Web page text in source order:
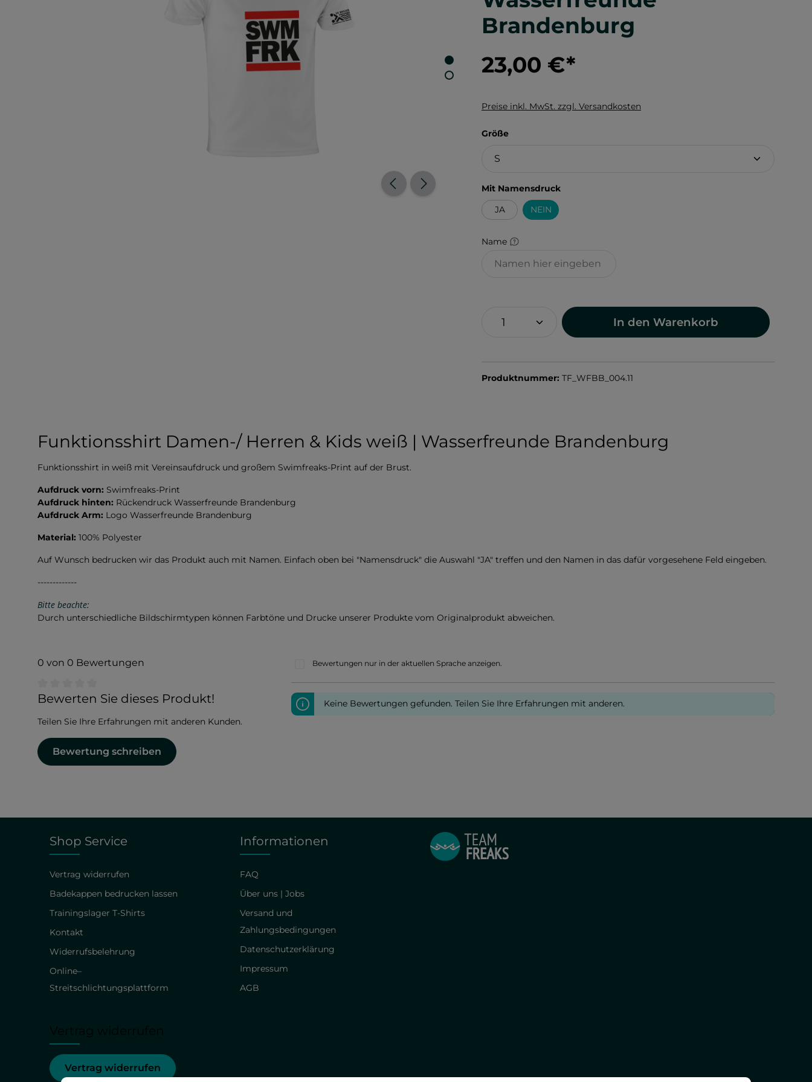
Brandenburg
23,00 €*
Preise inkl. MwSt. zzgl. Versandkosten
Größeauswählen
Mit Namensdruckauswählen
JA
NEIN
Name
In den Warenkorb
Produktnummer: TF_WFBB_004.11
Funktionsshirt Damen-/ Herren & Kids weiß | Wasserfreunde Brandenburg
Funktionsshirt in weiß mit Vereinsaufdruck und großem Swimfreaks-Print auf der Brust.
Aufdruck vorn: Swimfreaks-Print
Aufdruck hinten: Rückendruck Wasserfreunde Brandenburg
Aufdruck Arm: Logo Wasserfreunde Brandenburg
Material: 100% Polyester
Auf Wunsch bedrucken wir das Produkt auch mit Namen. Einfach oben bei "Namensdruck" die Auswahl "JA" treffen und den Namen in das dafür vorgesehene Feld eingeben.
-------------
Bitte beachte:
Durch unterschiedliche Bildschirmtypen können Farbtöne und Drucke unserer Produkte vom Originalprodukt abweichen.
0 von 0 Bewertungen
Durchschnittliche Bewertung von 0 von 5 Sternen
Bewerten Sie dieses Produkt!
Teilen Sie Ihre Erfahrungen mit anderen Kunden.
Bewertung schreiben
Bewertungen nur in der aktuellen Sprache anzeigen.
Keine Bewertungen gefunden. Teilen Sie Ihre Erfahrungen mit anderen.
Vertrag widerrufen
Shop Service
Vertrag widerrufen
Badekappen bedrucken lassen
Trainingslager T-Shirts
Kontakt
Widerrufsbelehrung
Online–
Streitschlichtungsplattform
Informationen
FAQ
Über uns | Jobs
Versand und
Zahlungsbedingungen
Datenschutzerklärung
Impressum
AGB